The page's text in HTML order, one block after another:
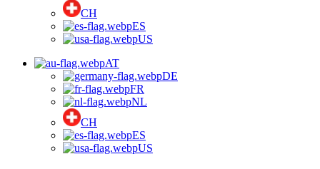
CH
ES
US
AT
DE
FR
NL
CH
ES
US